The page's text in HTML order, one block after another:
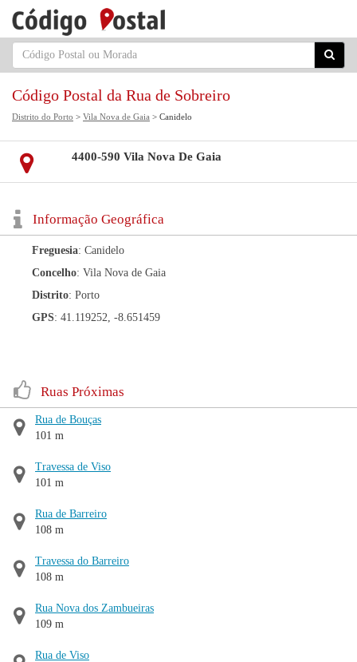
Código Postal da Rua de Sobreiro
Distrito do Porto > Vila Nova de Gaia > Canidelo
4400-590 Vila Nova De Gaia
Informação Geográfica
Freguesia: Canidelo
Concelho: Vila Nova de Gaia
Distrito: Porto
GPS: 41.119252, -8.651459
Ruas Próximas
Rua de Bouças
101 m
Travessa de Viso
101 m
Rua de Barreiro
108 m
Travessa do Barreiro
108 m
Rua Nova dos Zambueiras
109 m
Rua de Viso